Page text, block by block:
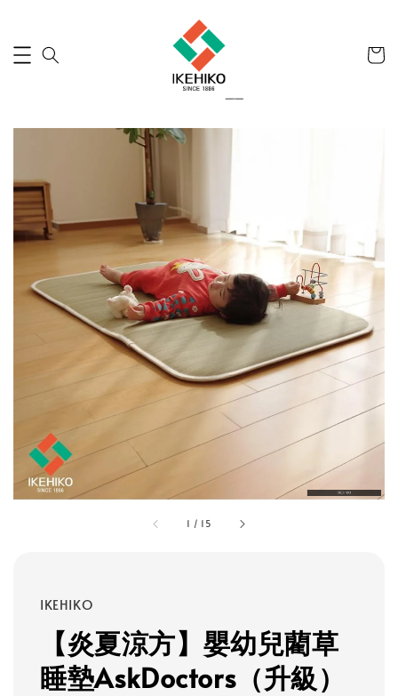
1 / 15
IKEHIKO
【炎夏涼方】嬰幼兒藺草
睡墊AskDoctors（升級）